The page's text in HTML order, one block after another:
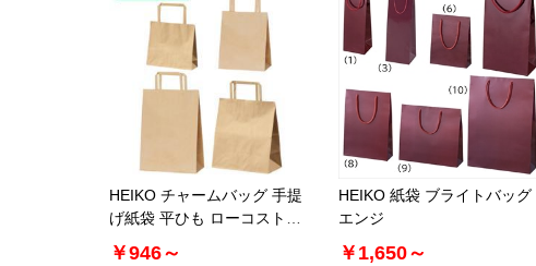
HEIKO チャームバッグ 手提
げ紙袋 平ひも ローコストタ
イプ 茶無地
￥946～
HEIKO 紙袋 ブライトバッグ
エンジ
￥1,650～